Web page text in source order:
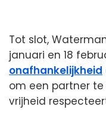
Tot slot,
januari en 18
onafhankelijkheid
om een partner
vrijheid